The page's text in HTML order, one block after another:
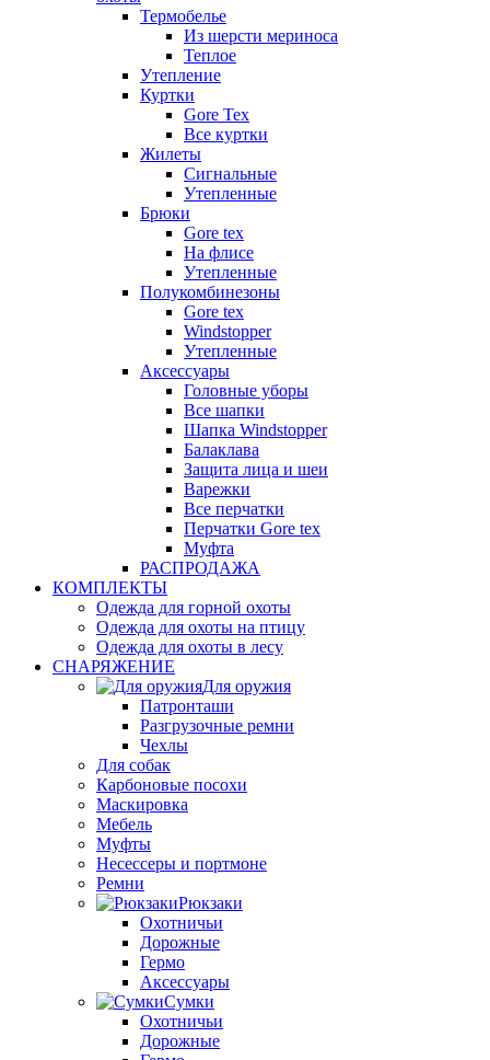
Термобелье
Из шерсти мериноса
Теплое
Утепление
Куртки
Gore Tex
Все куртки
Жилеты
Сигнальные
Утепленные
Брюки
Gore tex
На флисе
Утепленные
Полукомбинезоны
Gore tex
Windstopper
Утепленные
Аксессуары
Головные уборы
Все шапки
Шапка Windstopper
Балаклава
Защита лица и шеи
Варежки
Все перчатки
Перчатки Gore tex
Муфта
РАСПРОДАЖА
КОМПЛЕКТЫ
Одежда для горной охоты
Одежда для охоты на птицу
Одежда для охоты в лесу
СНАРЯЖЕНИЕ
Для оружия
Патронташи
Разгрузочные ремни
Чехлы
Для собак
Карбоновые посохи
Маскировка
Мебель
Муфты
Несессеры и портмоне
Ремни
Рюкзаки
Охотничьи
Дорожные
Гермо
Аксессуары
Сумки
Охотничьи
Дорожные